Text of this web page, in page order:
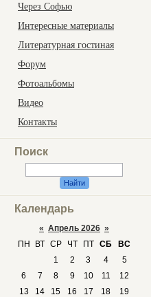
Через Софью
Интересные материалы
Литературная гостиная
Форум
Фотоальбомы
Видео
Контакты
Поиск
Календарь
« Апрель 2026 »
ПН
ВТ СР ЧТ ПТ СБ
ВС
1
2 3 4
5
6
7 8 9 10 11
12
13
14 15 16 17 18
19